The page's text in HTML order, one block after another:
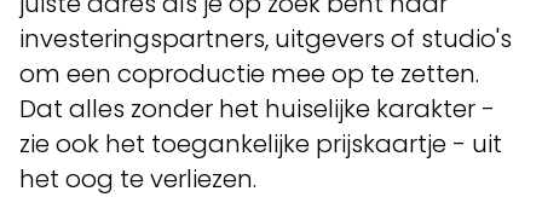
investeringspartners, uitgevers of studio's
om een coproductie mee op te zetten.
Dat alles zonder het huiselijke karakter -
zie ook het toegankelijke prijskaartje - uit
het oog te verliezen.